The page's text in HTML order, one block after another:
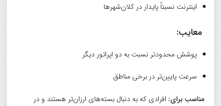
اینترنت نسبتاً پایدار در کلان‌شهرها
معایب:
پوشش محدودتر نسبت به دو اپراتور دیگر
سرعت پایین‌تر در برخی مناطق
مناسب برای: افرادی که به دنبال بسته‌های ارزان‌تر هستند و در